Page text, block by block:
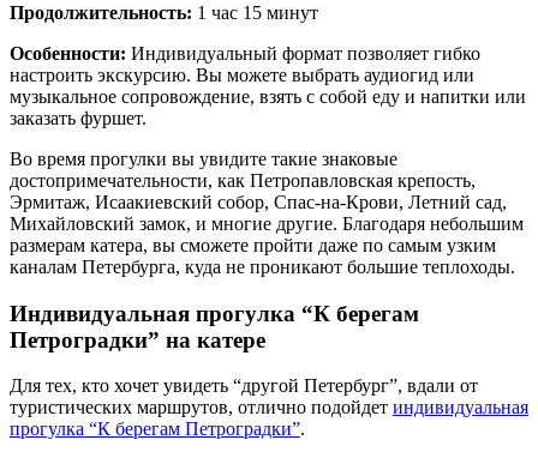
Продолжительность: 1 час 15 минут
Особенности: Индивидуальный формат позволяет гибко
настроить экскурсию. Вы можете выбрать аудиогид или
музыкальное сопровождение, взять с собой еду и напитки или
заказать фуршет.
Во время прогулки вы увидите такие знаковые
достопримечательности, как Петропавловская крепость,
Эрмитаж, Исаакиевский собор, Спас-на-Крови, Летний сад,
Михайловский замок, и многие другие. Благодаря небольшим
размерам катера, вы сможете пройти даже по самым узким
каналам Петербурга, куда не проникают большие теплоходы.
Индивидуальная прогулка “К берегам
Петроградки” на катере
Для тех, кто хочет увидеть “другой Петербург”, вдали от
туристических маршрутов, отлично подойдет индивидуальная
прогулка “К берегам Петроградки”.